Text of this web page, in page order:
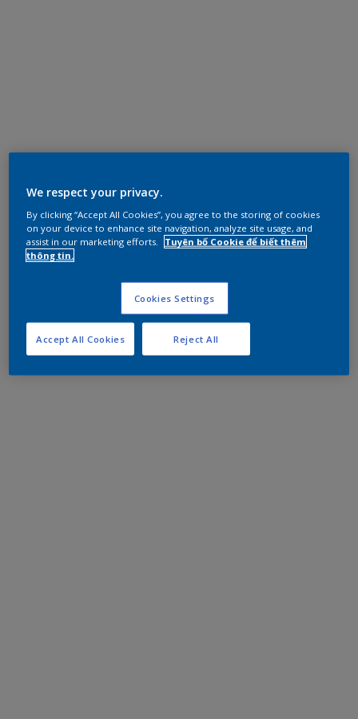
We respect your privacy.
By clicking “Accept All Cookies”, you agree to the storing of cookies
on your device to enhance site navigation, analyze site usage, and
assist in our marketing efforts.
Tuyên bố Cookie để biết thêm
thông tin.
Cookies Settings
Reject All
Accept All Cookies